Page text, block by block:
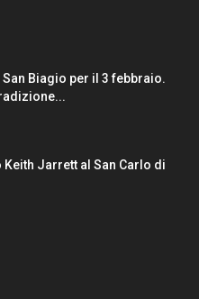
Biagio per il 3 febbraio.
Keith Jarrett al San Carlo di